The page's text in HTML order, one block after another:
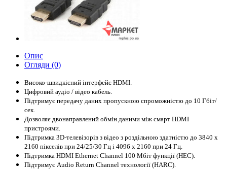
Опис
Огляди (0)
Високо-швидкісний інтерфейс HDMI.
Цифровий аудіо / відео кабель.
Підтримує передачу даних пропускною спроможністю до 10 Гбіт/
сек.
Дозволяє двонаправлений обмін даними між смарт HDMI
пристроями.
Підтримка 3D-телевізорів з відео з роздільною здатністю до 3840 х
2160 пікселів при 24/25/30 Гц і 4096 х 2160 при 24 Гц.
Підтримка HDMI Ethernet Channel 100 Мбіт функції (HEC).
Підтримує Audio Return Channel технології (HARC).